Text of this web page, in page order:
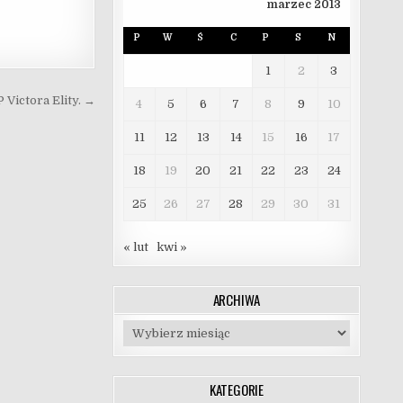
Victora Elity. →
marzec 2013
P W Ś C P S N
1 2 3
4 5 6 7 8 9 10
11 12 13 14 15 16 17
18 19 20 21 22 23 24
25 26 27 28 29 30 31
« lut kwi »
ARCHIWA
Archiwa
KATEGORIE